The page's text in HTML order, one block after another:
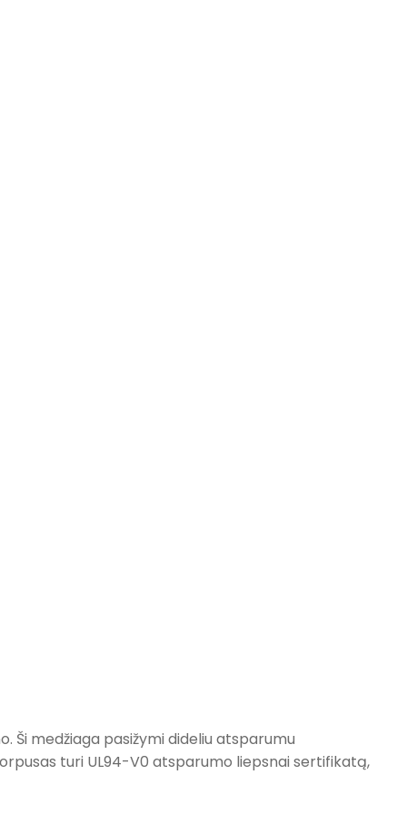
Ši medžiaga pasižymi dideliu atsparumu
turi UL94-V0 atsparumo liepsnai sertifikatą,